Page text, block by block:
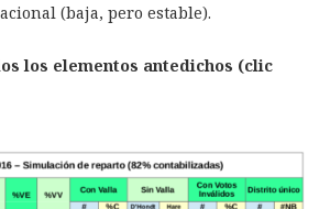
(baja, pero estable).
los elementos antedichos (clic